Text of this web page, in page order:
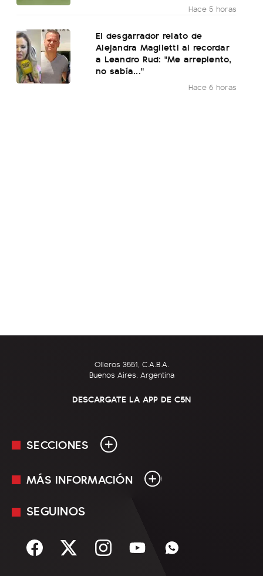
Hace 5 horas
El desgarrador relato de
Alejandra Maglietti al recordar
a Leandro Rud: "Me arrepiento,
no sabía..."
Hace 6 horas
Olleros 3551, C.A.B.A.
Buenos Aires, Argentina
DESCARGATE LA APP DE C5N
SECCIONES
En Vivo
Sociedad
MÁS INFORMACIÓN
Mediakit
Términos y condiciones
SEGUINOS